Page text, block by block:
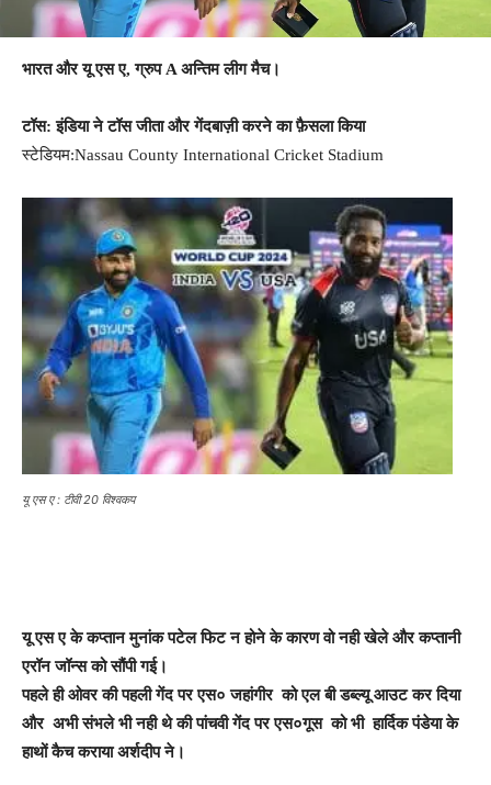
भारत और यू एस ए, ग्रुप A अन्तिम लीग मैच।
टॉस: इंडिया ने टॉस जीता और गेंदबाज़ी करने का फ़ैसला किया
स्टेडियम:Nassau County International Cricket Stadium
यू एस ए : टीवी 20 विश्वकप
यूएस ए के कप्तान मुनांक पटेल फिट न होने के कारण वो नही खेले और कप्तानी
एरॉन जॉन्स को सौंपी गई।
पहले ही ओवर की पहली गेंद पर एस० जहांगीर को एल बी डब्ल्यू आउट कर दिया
और अभी संभले भी नही थे की पांचवी गेंद पर एस०गूस को भी हार्दिक पंडेया के
हाथों कैच कराया अर्शदीप ने।